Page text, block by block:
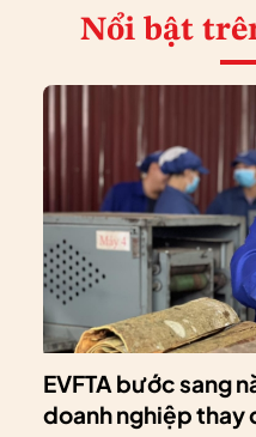
Nổi bật
EVFTA bước sang
doanh nghiệp thay